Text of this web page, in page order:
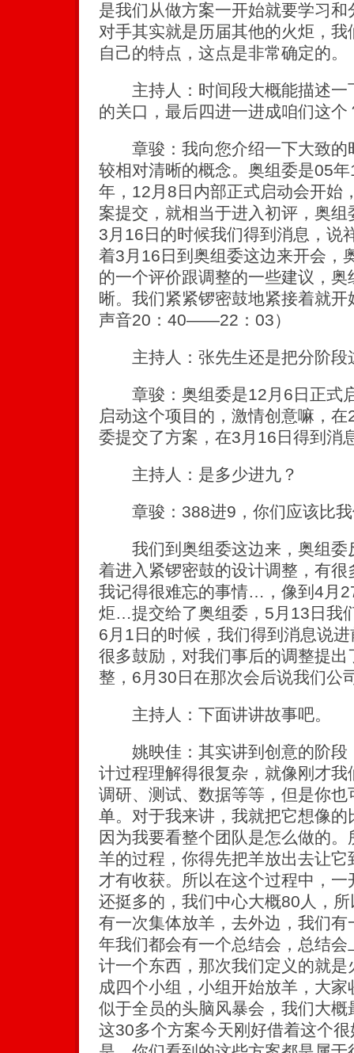
是我们从做方案一开始就要学习
对手其实就是历届其他的火炬，
自己的特点，这点是非常确定的。
主持人：时间段大概能描述一
的关口，最后四进一进成咱们这个
章骏：我向您介绍一下大致的
较相对清晰的概念。奥组委是05
年，12月8日内部正式启动会开始
案提交，就相当于进入初评，奥
3月16日的时候我们得到消息，说
着3月16日到奥组委这边来开会，
的一个评价跟调整的一些建议，
晰。我们紧紧锣密鼓地紧接着就
声音20：40——22：03）
主持人：张先生还是把分阶段
章骏：奥组委是12月6日正式
启动这个项目的，激情创意嘛，
委提交了方案，在3月16日得到消
主持人：是多少进九？
章骏：388进9，你们应该比我
我们到奥组委这边来，奥组委
着进入紧锣密鼓的设计调整，有
我记得很难忘的事情…，像到4月
炬…提交给了奥组委，5月13日我
6月1日的时候，我们得到消息说
很多鼓励，对我们事后的调整提
整，6月30日在那次会后说我们公
主持人：下面讲讲故事吧。
姚映佳：其实讲到创意的阶段
计过程理解得很复杂，就像刚才
调研、测试、数据等等，但是你
单。对于我来讲，我就把它想像
因为我要看整个团队是怎么做的
羊的过程，你得先把羊放出去让
才有收获。所以在这个过程中，
还挺多的，我们中心大概80人，
有一次集体放羊，去外边，我们
年我们都会有一个总结会，总结
计一个东西，那次我们定义的就
成四个小组，小组开始放羊，大
似于全员的头脑风暴会，我们大
这30多个方案今天刚好借着这个